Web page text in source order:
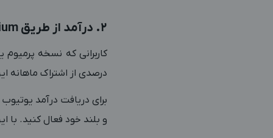
2. درآمد از طریق YouTube Premium
کاربرانی که نسخه پرمیوم
درصدی از اشتراک ماهانه
و بلند خود فعال کنید.